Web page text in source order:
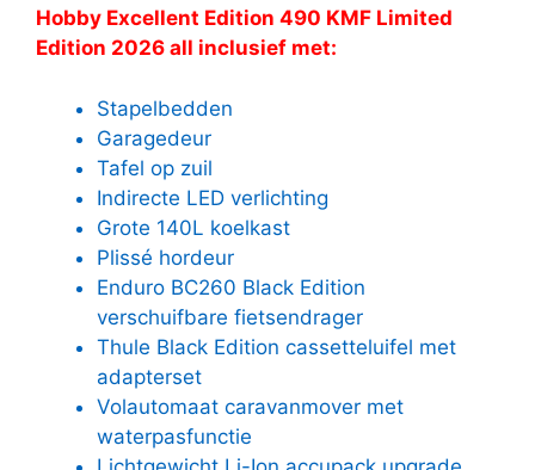
Hobby Excellent Edition 490 KMF Limited
Edition 2026 all inclusief met:
Stapelbedden
Garagedeur
Tafel op zuil
Indirecte LED verlichting
Grote 140L koelkast
Plissé hordeur
Enduro BC260 Black Edition
verschuifbare fietsendrager
Thule Black Edition cassetteluifel met
adapterset
Volautomaat caravanmover met
waterpasfunctie